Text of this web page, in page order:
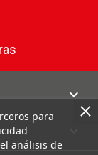

para
análisis de